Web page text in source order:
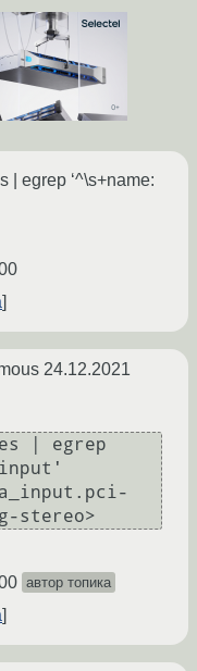
| egrep ‘^\s+name:
24.12.2021
| egrep
автор топика